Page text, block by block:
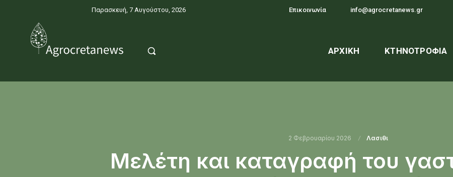
Παρασκευή, 7 Αυγούστου, 2026 Επικοινωνία info@agrocretanews.gr
ΑΡΧΙΚΉ ΚΤΗΝΟΤΡΟΦΊΑ
2 Φεβρουαρίου 2026 Λασιθι
Mελέτη και καταγραφή του